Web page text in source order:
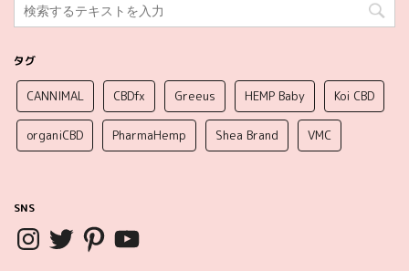
タグ
CANNIMAL CBDfx Greeus HEMP Baby Koi CBD
organiCBD PharmaHemp Shea Brand VMC
SNS